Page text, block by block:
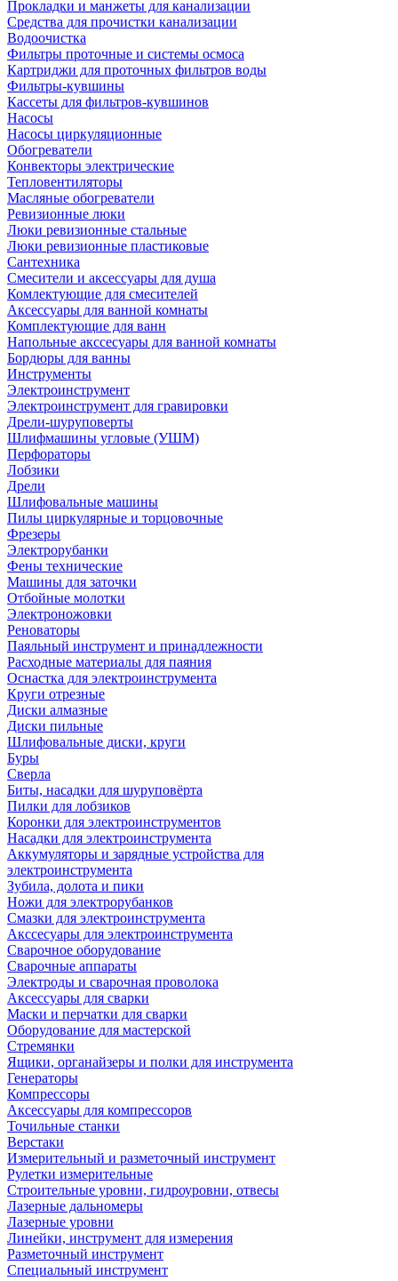
Прокладки и манжеты для канализации
Средства для прочистки канализации
Водоочистка
Фильтры проточные и системы осмоса
Картриджи для проточных фильтров воды
Фильтры-кувшины
Кассеты для фильтров-кувшинов
Насосы
Насосы циркуляционные
Обогреватели
Конвекторы электрические
Тепловентиляторы
Масляные обогреватели
Ревизионные люки
Люки ревизионные стальные
Люки ревизионные пластиковые
Сантехника
Смесители и аксессуары для душа
Комлектующие для смесителей
Аксессуары для ванной комнаты
Комплектующие для ванн
Напольные акссесуары для ванной комнаты
Бордюры для ванны
Инструменты
Электроинструмент
Электроинструмент для гравировки
Дрели-шуруповерты
Шлифмашины угловые (УШМ)
Перфораторы
Лобзики
Дрели
Шлифовальные машины
Пилы циркулярные и торцовочные
Фрезеры
Электрорубанки
Фены технические
Машины для заточки
Отбойные молотки
Электроножовки
Реноваторы
Паяльный инструмент и принадлежности
Расходные материалы для паяния
Оснастка для электроинструмента
Круги отрезные
Диски алмазные
Диски пильные
Шлифовальные диски, круги
Буры
Сверла
Биты, насадки для шуруповёрта
Пилки для лобзиков
Коронки для электроинструментов
Насадки для электроинструмента
Аккумуляторы и зарядные устройства для
электроинструмента
Зубила, долота и пики
Ножи для электрорубанков
Смазки для электроинструмента
Акссесуары для электроинструмента
Сварочное оборудование
Сварочные аппараты
Электроды и сварочная проволока
Аксессуары для сварки
Маски и перчатки для сварки
Оборудование для мастерской
Стремянки
Ящики, органайзеры и полки для инструмента
Генераторы
Компрессоры
Аксессуары для компрессоров
Точильные станки
Верстаки
Измерительный и разметочный инструмент
Рулетки измерительные
Строительные уровни, гидроуровни, отвесы
Лазерные дальномеры
Лазерные уровни
Линейки, инструмент для измерения
Разметочный инструмент
Специальный инструмент